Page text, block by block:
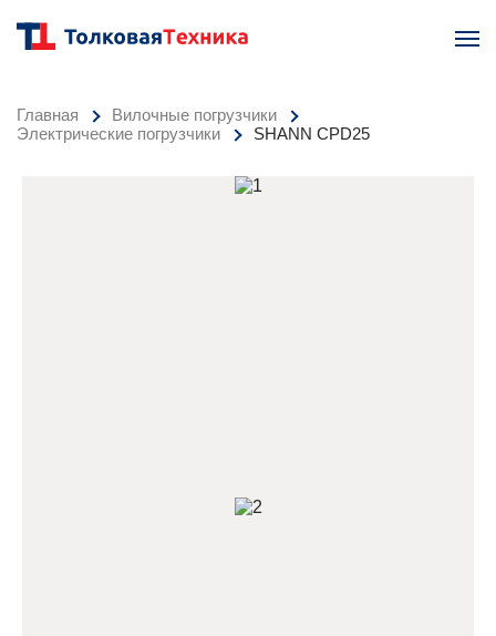
Главная
Вилочные погрузчики
Электрические погрузчики
SHANN CPD25